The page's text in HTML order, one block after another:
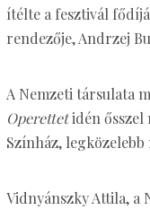
ítélte a fesztivál
rendezője, Andrzej
A Nemzeti társulata
Operettetidén ősszel
Színház, legközelebb
Vidnyánszky Attila, a